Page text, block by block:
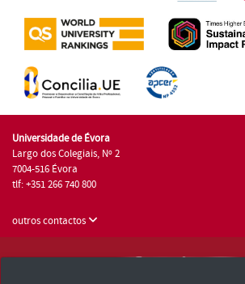
Universidade de Évora
Largo dos Colegiais, Nº 2
7004-516 Évora
tlf: +351 266 740 800
outros contactos